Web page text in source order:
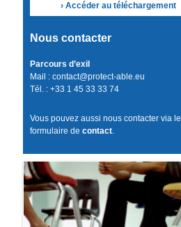
› Accéder au téléchargement
Nous contacter
Parcours d’exil
Mail : contact@protect-able.eu
Tél. : +33 1 45 33 33 74
Vous pouvez aussi nous contacter via le
formulaire de contact.